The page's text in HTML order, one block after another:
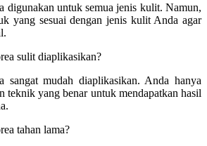
digunakan untuk semua jenis kulit. Namun,
yang sesuai dengan jenis kulit Anda agar
sulit diaplikasikan?
sangat mudah diaplikasikan. Anda hanya
teknik yang benar untuk mendapatkan hasil
tahan lama?